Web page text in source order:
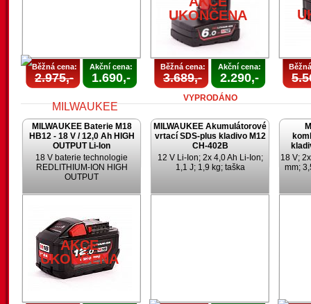
UKONČENA
Běžná cena:
2.975,-
Akční cena:
1.690,-
UKONČENA
Běžná cena:
3.689,-
Akční cena:
2.290,-
VYPRODÁNO
MILWAUKEE Baterie M18
HB12 - 18 V / 12,0 Ah HIGH
OUTPUT Li-Ion
18 V baterie technologie
REDLITHIUM-ION HIGH
OUTPUT
AKCE
UKONČENA
MILWAUKEE Akumulátorové
vrtací SDS-plus kladivo M12
CH-402B
12 V Li-Ion; 2x 4,0 Ah Li-Ion;
1,1 J; 1,9 kg; taška
18 V;
mm;